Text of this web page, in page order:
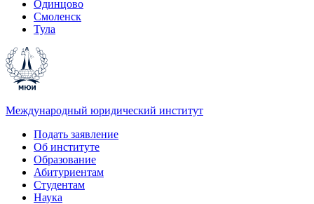
Одинцово
Смоленск
Тула
Международный юридический институт
Подать заявление
Об институте
Образование
Абитуриентам
Студентам
Наука